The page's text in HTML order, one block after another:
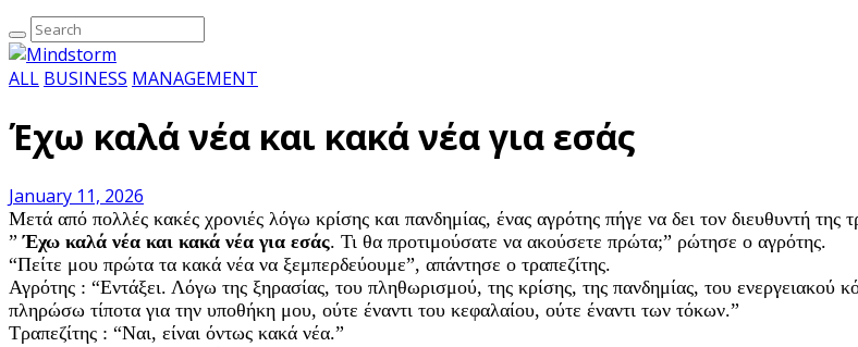
ALL BUSINESS MANAGEMENT
Έχω καλά νέα και κακά νέα για εσάς
January 11, 2026
Μετά από πολλές κακές χρονιές λόγω κρίσης και πανδημίας, ένας αγρότης πήγε να δει τον διευθυντή της
”Έχω καλά νέα και κακά νέα για εσάς. Τι θα προτιμούσατε να ακούσετε πρώτα;” ρώτησε ο αγρότης.
“Πείτε μου πρώτα τα κακά νέα να ξεμπερδεύουμε”, απάντησε ο τραπεζίτης.
Αγρότης : “Εντάξει. Λόγω της ξηρασίας, του πληθωρισμού, της κρίσης, της πανδημίας, του ενεργειακού
πληρώσω τίποτα για την υποθήκη μου, ούτε έναντι του κεφαλαίου, ούτε έναντι των τόκων.”
Τραπεζίτης : “Ναι, είναι όντως κακά νέα.”